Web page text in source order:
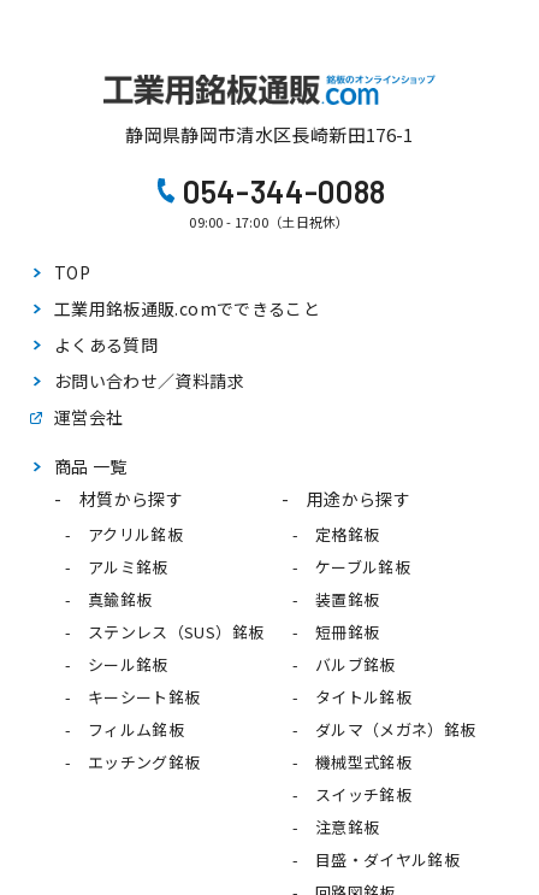
静岡県静岡市清水区長崎新田176-1
054-344-0088
09:00 - 17:00（土日祝休）
TOP
工業用銘板通販.comでできること
よくある質問
お問い合わせ／資料請求
運営会社
商品 一覧
材質から探す
アクリル銘板
アルミ銘板
真鍮銘板
ステンレス（SUS）銘板
シール銘板
キーシート銘板
フィルム銘板
エッチング銘板
用途から探す
定格銘板
ケーブル銘板
装置銘板
短冊銘板
バルブ銘板
タイトル銘板
ダルマ（メガネ）銘板
機械型式銘板
スイッチ銘板
注意銘板
目盛・ダイヤル銘板